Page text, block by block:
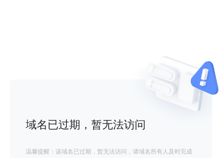
域名已过期，暂无法访问
温馨提醒：该域名已过期，暂无法访问，请域名所有人及时完成